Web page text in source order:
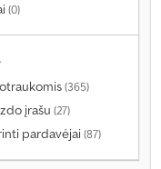
(0)
(365)
įrašu (27)
pardavėjai(87)